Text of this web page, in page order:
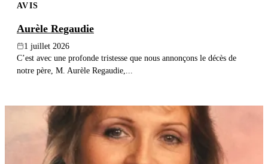
AVIS
Aurèle Regaudie
1 juillet 2026
C’est avec une profonde tristesse que nous annonçons le décès de
notre père, M. Aurèle Regaudie,...